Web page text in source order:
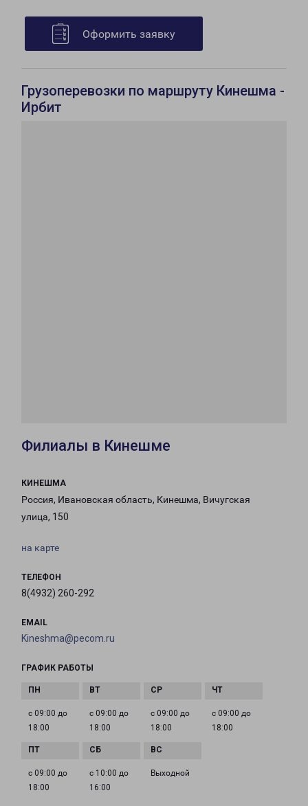
Оформить заявку
Грузоперевозки по маршруту Кинешма -
Ирбит
Филиалы в Кинешме
КИНЕШМА
Россия, Ивановская область, Кинешма, Вичугская
улица, 150
на карте
ТЕЛЕФОН
8(4932) 260-292
EMAIL
Kineshma@pecom.ru
ГРАФИК РАБОТЫ
с 09:00 до
18:00
с 09:00 до
18:00
с 09:00 до
18:00
с 09:00 до
18:00
с 09:00 до
18:00
с 10:00 до
16:00
Выходной